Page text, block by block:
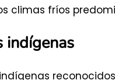
climas fríos
indígenas